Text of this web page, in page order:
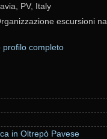
PV, Italy
escursioni
profilo completo
in Oltrepò Pavese